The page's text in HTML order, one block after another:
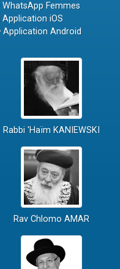
WhatsApp Femmes
Application iOS
Application Android
Rabbi 'Haïm KANIEWSKI
Rav Chlomo AMAR